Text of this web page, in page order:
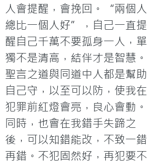
人會提醒，會挽回。“兩個人
總比一個人好”，自己一直提
醒自己千萬不要孤身一人，單
獨不是清高，結伴才是智慧。
聖言之道與同道中人都是幫助
自己守，以至可以防，使我在
犯罪前紅燈會亮，良心會動。
同時，也會在我錯手失蹄之
後，可以知錯能改，不致一錯
再錯。不犯固然好，再犯要不